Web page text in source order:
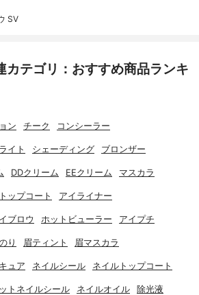
SV
カテゴリ：おすすめ商品ランキ
ン チーク コンシーラー
イト シェーディング ブロンザー
DDクリーム EEクリーム マスカラ
ップコート アイライナー
ブロウ ホットビューラー アイプチ
り 眉ティント 眉マスカラ
ュア ネイルシール ネイルトップコート
トネイルシール ネイルオイル 除光液